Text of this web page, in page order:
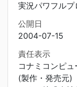
実況パワフルプ
公開日
2004-07-15
責任表示
コナミコンピ
(製作・発売元)